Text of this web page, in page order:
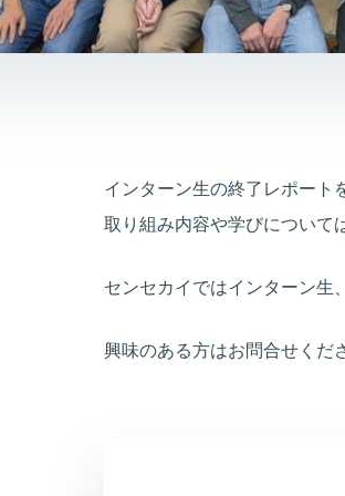
インターン生の終了レポート
取り組み内容や学びについて
センセカイではインターン生
興味のある方はお問合せくだ